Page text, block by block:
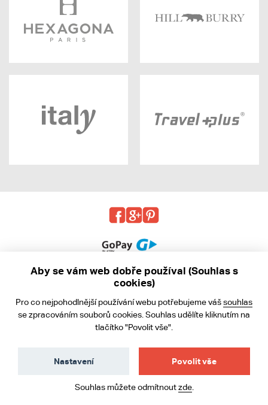
Obchodní podmínky
Ochrana osobních údajů
Aby se vám web dobře používal (Souhlas s
cookies)
Pro co nejpohodlnější používání webu potřebujeme vášsouhlas
se zpracováním souborů cookies. Souhlas udělíte kliknutím na
tlačítko "Povolit vše".
Povolit vše
Nastavení
Souhlas můžete odmítnoutzde.